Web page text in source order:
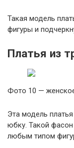
Такая модель
фигуры и
Платья из
Фото 10 —
Эта модель
юбку. Такой
любым типом